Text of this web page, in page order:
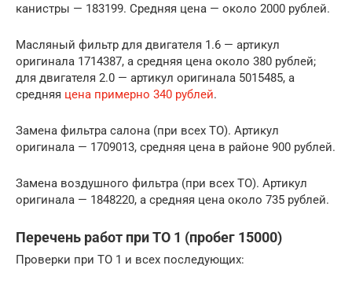
канистры — 183199. Средняя цена — около 2000 рублей.
Масляный фильтр для двигателя 1.6 — артикул
оригинала 1714387, а средняя цена около 380 рублей;
для двигателя 2.0 — артикул оригинала 5015485, а
средняя цена примерно 340 рублей.
Замена фильтра салона (при всех ТО). Артикул
оригинала — 1709013, средняя цена в районе 900 рублей.
Замена воздушного фильтра (при всех ТО). Артикул
оригинала — 1848220, а средняя цена около 735 рублей.
Перечень работ при ТО 1 (пробег 15000)
Проверки при ТО 1 и всех последующих: